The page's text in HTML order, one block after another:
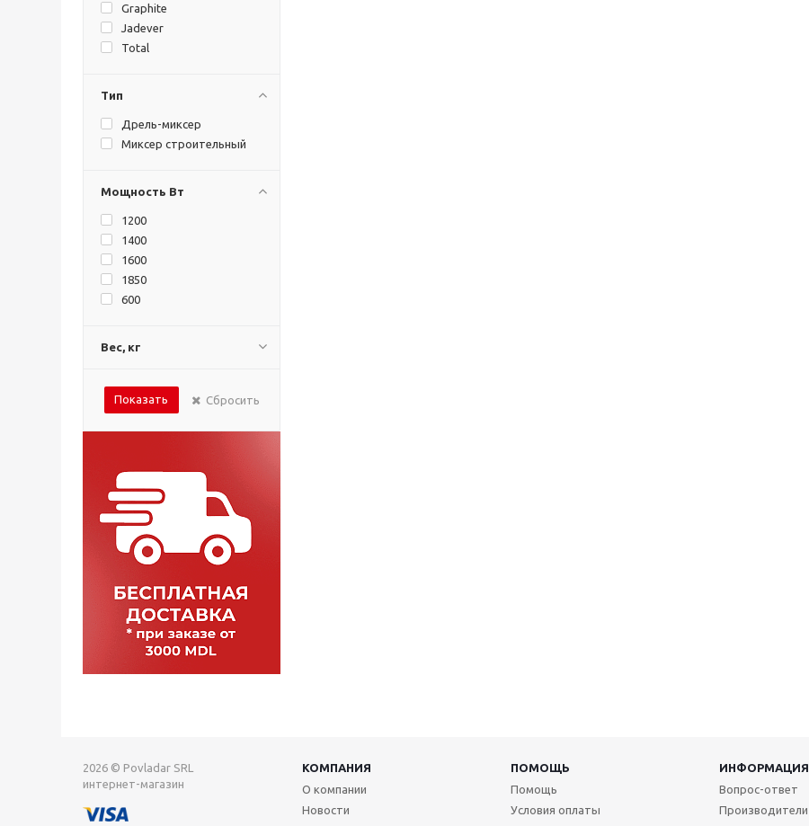
Graphite
Jadever
Total
Тип
Дрель-миксер
Миксер строительный
Мощность Вт
1200
1400
1600
1850
600
Вес, кг
Показать Сбросить
2026 © Povladar SRL
интернет-магазин
КОМПАНИЯ ПОМОЩЬ
ИНФОРМАЦИЯ
О компании
Новости
Помощь
Условия оплаты
Вопрос-ответ
Производители